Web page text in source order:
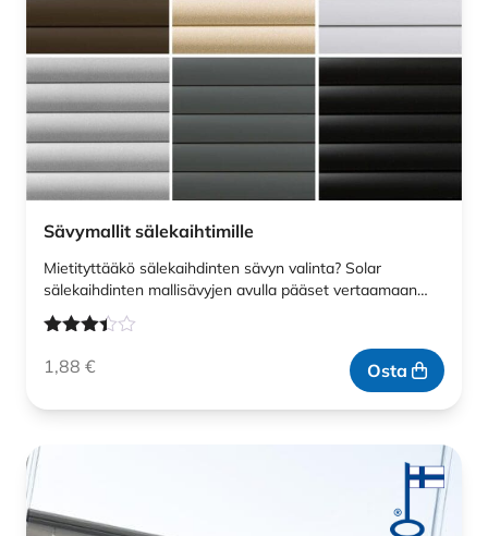
Sävymallit sälekaihtimille
Mietityttääkö sälekaihdinten sävyn valinta? Solar
sälekaihdinten mallisävyjen avulla pääset vertaamaan…
tuotteesta:
1,88 € Osta